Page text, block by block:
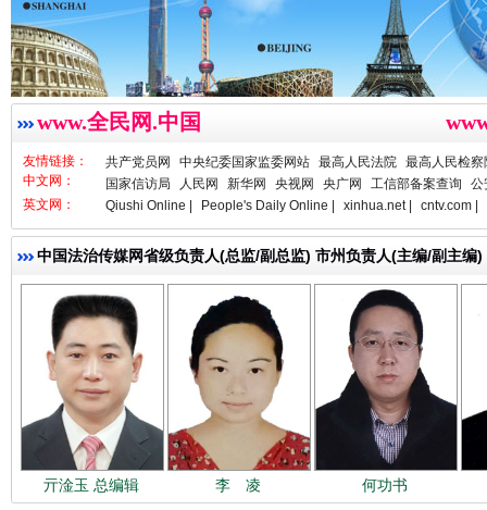
雄关漫道展新颜 “
衣柜里的秘密 高速路
www.全民网.中国
友情链接：
中文网：
共产党员网 中央纪委国家监委网站 最高人民法院 最高人民检察
国家信访局
人民网 新华网 央视网 央广网 工信部备案查询
公
英文网：
Qiushi Online | People's Daily Online | xinhua.net | cntv.com |
中国法治传媒网省级负责人(总监/副总监) 市州负责人(主编/副主
李 凌 何功书
亓淦玉 总编辑 李 凌 何功书